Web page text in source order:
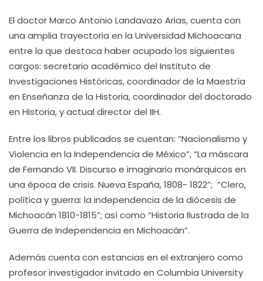
El doctor Marco Antonio Landavazo Arias, cuenta con
una amplia trayectoria en la Universidad Michoacana
entre la que destaca haber ocupado los siguientes
cargos: secretario académico del Instituto de
Investigaciones Históricas, coordinador de la Maestría
en Enseñanza de la Historia, coordinador del doctorado
en Historia, y actual director del IIH.
Entre los libros publicados se cuentan: “Nacionalismo y
Violencia en la Independencia de México”, “La máscara
de Fernando VII. Discurso e imaginario monárquicos en
una época de crisis. Nueva España, 1808- 1822”; “Clero,
política y guerra: la independencia de la diócesis de
Michoacán 1810-1815”; así como “Historia Ilustrada de la
Guerra de Independencia en Michoacán”.
Además cuenta con estancias en el extranjero como
profesor investigador invitado en Columbia University